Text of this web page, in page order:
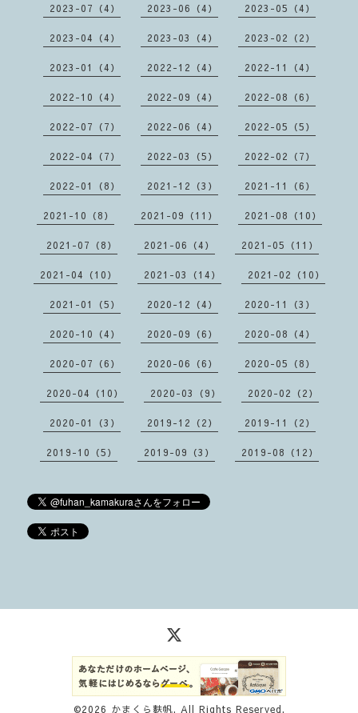
2023-07（4） 2023-06（4） 2023-05（4）
2023-04（4） 2023-03（4） 2023-02（2）
2023-01（4） 2022-12（4） 2022-11（4）
2022-10（4） 2022-09（4） 2022-08（6）
2022-07（7） 2022-06（4） 2022-05（5）
2022-04（7） 2022-03（5） 2022-02（7）
2022-01（8） 2021-12（3） 2021-11（6）
2021-10（8） 2021-09（11） 2021-08（10）
2021-07（8） 2021-06（4） 2021-05（11）
2021-04（10） 2021-03（14） 2021-02（10）
2021-01（5） 2020-12（4） 2020-11（3）
2020-10（4） 2020-09（6） 2020-08（4）
2020-07（6） 2020-06（6） 2020-05（8）
2020-04（10） 2020-03（9） 2020-02（2）
2020-01（3） 2019-12（2） 2019-11（2）
2019-10（5） 2019-09（3） 2019-08（12）
©2026 かまくら麩帆. All Rights Reserved.